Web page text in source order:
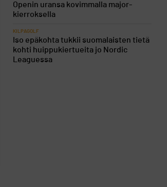
Openin uransa kovimmalla major-
kierroksella
KILPAGOLF
Iso epäkohta tukkii suomalaisten tietä
kohti huippukiertueita jo Nordic
Leaguessa